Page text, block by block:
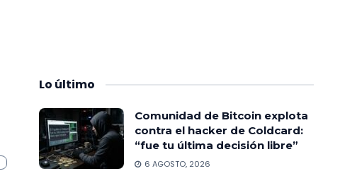
Lo último
Comunidad de Bitcoin explota
contra el hacker de Coldcard:
“fue tu última decisión libre”
6 AGOSTO, 2026